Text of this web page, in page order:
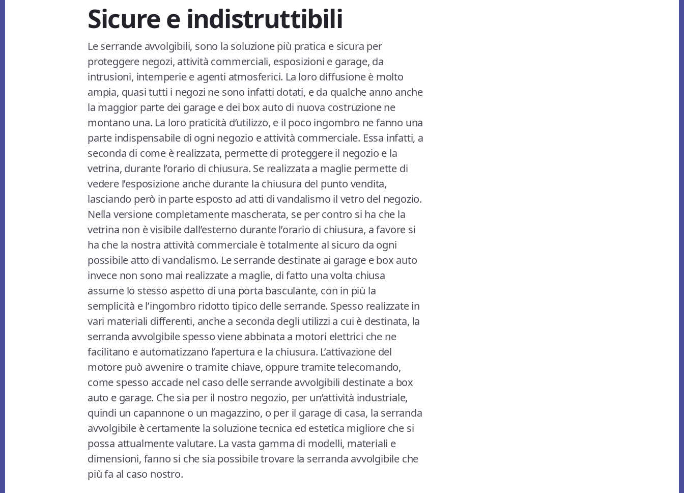
Sicure e indistruttibili
Le serrande avvolgibili, sono la soluzione più pratica e sicura per
proteggere negozi, attività commerciali, esposizioni e garage, da
intrusioni, intemperie e agenti atmosferici. La loro diffusione è molto
ampia, quasi tutti i negozi ne sono infatti dotati, e da qualche anno anche
la maggior parte dei garage e dei box auto di nuova costruzione ne
montano una. La loro praticità d’utilizzo, e il poco ingombro ne fanno una
parte indispensabile di ogni negozio e attività commerciale. Essa infatti, a
seconda di come è realizzata, permette di proteggere il negozio e la
vetrina, durante l’orario di chiusura. Se realizzata a maglie permette di
vedere l’esposizione anche durante la chiusura del punto vendita,
lasciando però in parte esposto ad atti di vandalismo il vetro del negozio.
Nella versione completamente mascherata, se per contro si ha che la
vetrina non è visibile dall’esterno durante l’orario di chiusura, a favore si
ha che la nostra attività commerciale è totalmente al sicuro da ogni
possibile atto di vandalismo. Le serrande destinate ai garage e box auto
invece non sono mai realizzate a maglie, di fatto una volta chiusa
assume lo stesso aspetto di una porta basculante, con in più la
semplicità e l’ingombro ridotto tipico delle serrande. Spesso realizzate in
vari materiali differenti, anche a seconda degli utilizzi a cui è destinata, la
serranda avvolgibile spesso viene abbinata a motori elettrici che ne
facilitano e automatizzano l’apertura e la chiusura. L’attivazione del
motore può avvenire o tramite chiave, oppure tramite telecomando,
come spesso accade nel caso delle serrande avvolgibili destinate a box
auto e garage. Che sia per il nostro negozio, per un’attività industriale,
quindi un capannone o un magazzino, o per il garage di casa, la serranda
avvolgibile è certamente la soluzione tecnica ed estetica migliore che si
possa attualmente valutare. La vasta gamma di modelli, materiali e
dimensioni, fanno si che sia possibile trovare la serranda avvolgibile che
più fa al caso nostro.